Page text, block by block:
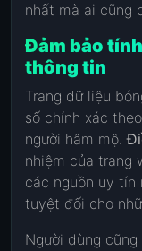
nhất mà ai cũng
Đảm bảo
thông tin
Trang dữ liệu
số chính xác
người hâm mộ.
nhiệm của trang
các nguồn uy tín
tuyệt đối cho
Người dùng